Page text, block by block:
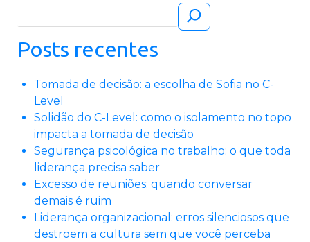
Posts recentes
Tomada de decisão: a escolha de Sofia no C-
Level
Solidão do C-Level: como o isolamento no topo
impacta a tomada de decisão
Segurança psicológica no trabalho: o que toda
liderança precisa saber
Excesso de reuniões: quando conversar
demais é ruim
Liderança organizacional: erros silenciosos que
destroem a cultura sem que você perceba